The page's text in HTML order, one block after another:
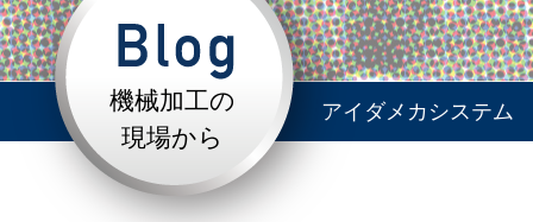
機械加工の
現場から
アイダメカシステム